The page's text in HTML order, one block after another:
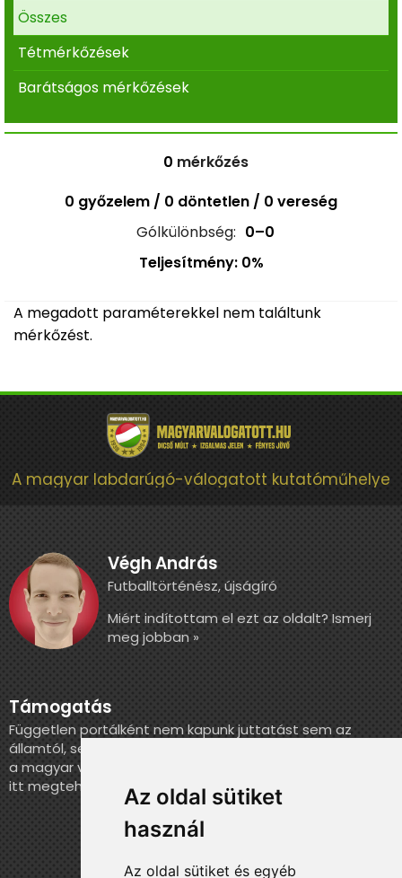
Az oldal sütiket
használ
Az oldal sütiket és egyéb
Összes
Tétmérkőzések
Barátságos mérkőzések
0 mérkőzés
0 győzelem / 0 döntetlen / 0 vereség
Gólkülönbség: 0–0
Teljesítmény: 0%
A megadott paraméterekkel nem találtunk
mérkőzést.
A magyar labdarúgó-válogatott kutatóműhelye
Végh András
Futballtörténész, újságíró
Miért indítottam el ezt az oldalt? Ismerj
meg jobban »
Támogatás
Független portálként nem kapunk juttatást sem az
államtól, sem más szervezettől. Ha szeretnél segíteni
a magyar válogatott történelmének feldolgozásában,
itt megteheted.